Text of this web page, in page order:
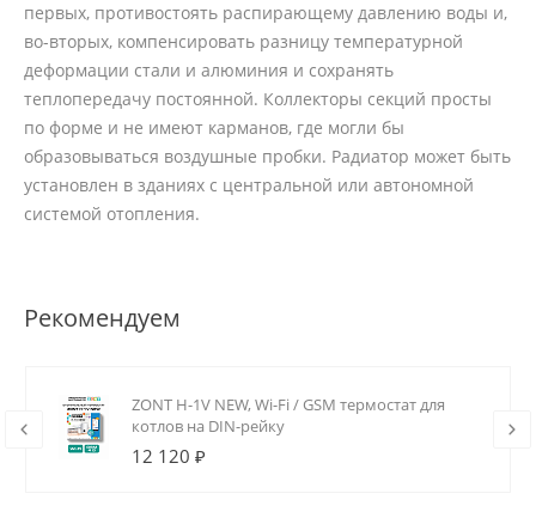
первых, противостоять распирающему давлению воды и,
во-вторых, компенсировать разницу температурной
деформации стали и алюминия и сохранять
теплопередачу постоянной. Коллекторы секций просты
по форме и не имеют карманов, где могли бы
образовываться воздушные пробки. Радиатор может быть
установлен в зданиях с центральной или автономной
системой отопления.
Рекомендуем
ZONT H-1V NEW, Wi-Fi / GSM термостат для
котлов на DIN-рейку
12 120 ₽